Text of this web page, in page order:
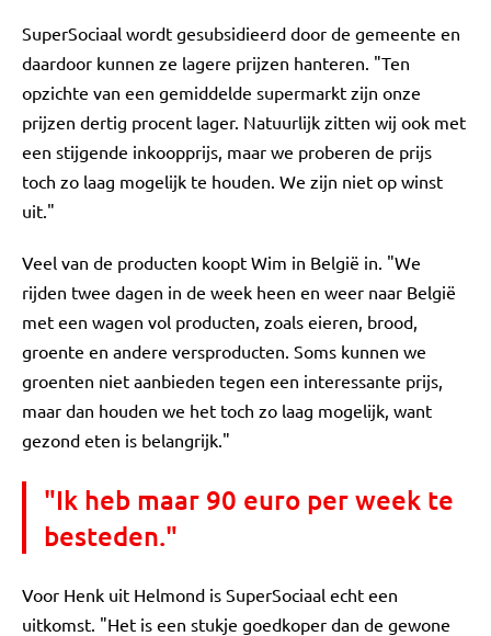
SuperSociaal wordt gesubsidieerd door de gemeente en
daardoor kunnen ze lagere prijzen hanteren. "Ten
opzichte van een gemiddelde supermarkt zijn onze
prijzen dertig procent lager. Natuurlijk zitten wij ook met
een stijgende inkoopprijs, maar we proberen de prijs
toch zo laag mogelijk te houden. We zijn niet op winst
uit."
Veel van de producten koopt Wim in België in. "We
rijden twee dagen in de week heen en weer naar België
met een wagen vol producten, zoals eieren, brood,
groente en andere versproducten. Soms kunnen we
groenten niet aanbieden tegen een interessante prijs,
maar dan houden we het toch zo laag mogelijk, want
gezond eten is belangrijk."
"Ik heb maar 90 euro per week te
besteden."
Voor Henk uit Helmond is SuperSociaal echt een
uitkomst. "Het is een stukje goedkoper dan de gewone